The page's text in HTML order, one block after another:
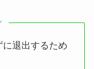
退出するため